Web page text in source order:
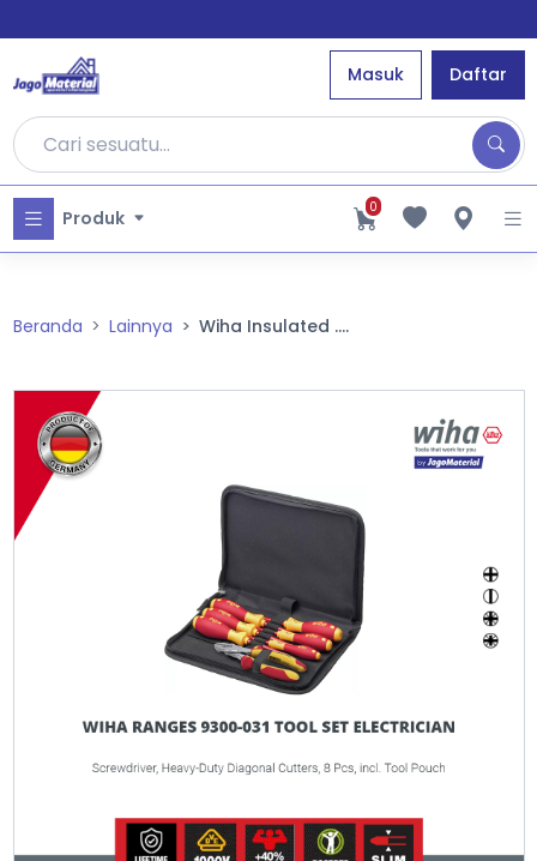
Masuk Daftar
Produk 0
Beranda Lainnya Wiha Insulated ....